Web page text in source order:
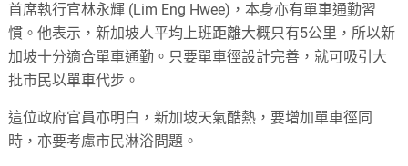
首席執行官林永輝 (Lim Eng Hwee)，本身亦有單車通勤習
慣。他表示，新加坡人平均上班距離大概只有5公里，所以新
加坡十分適合單車通勤。只要單車徑設計完善，就可吸引大
批市民以單車代步。
這位政府官員亦明白，新加坡天氣酷熱，要增加單車徑同
時，亦要考慮市民淋浴問題。